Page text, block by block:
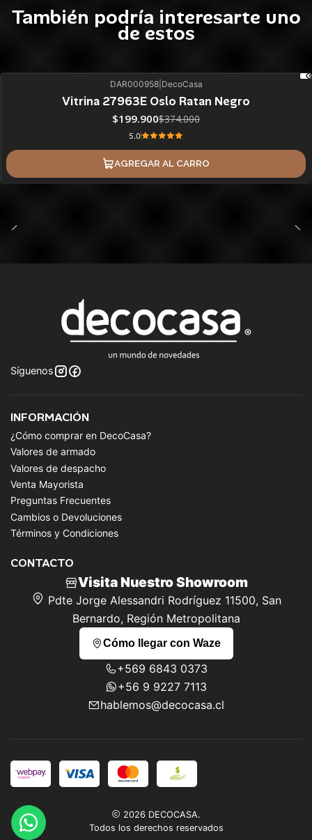
También podría interesarte uno
de estos
DAR000958| DecoCasa
Vitrina 27963E Oslo Ratan Negro
$199.900$374.000
5.0
AGREGAR AL CARRO
Síguenos
INFORMACIÓN
¿Cómo comprar en DecoCasa?
Valores de armado
Valores de despacho
Venta Mayorista
Preguntas Frecuentes
Cambios o Devoluciones
Términos y Condiciones
CONTACTO
Visita Nuestro Showroom
Pdte Jorge Alessandri Rodríguez 11500, San
Bernardo, Región Metropolitana
Cómo llegar con Waze
+569 6843 0373
+56 9 9227 7113
hablemos@decocasa.cl
2026 DECOCASA.
Todos los derechos reservados